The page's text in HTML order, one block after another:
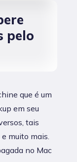
pelo
que é um
em seu
tais
muito mais.
no Mac